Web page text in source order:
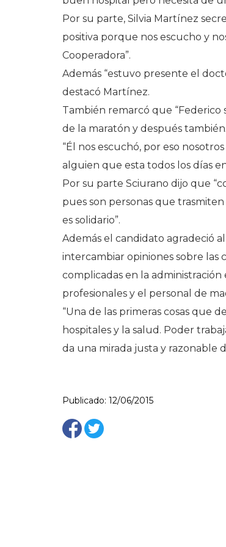
Por su parte, Silvia Martínez
positiva porque nos escucho y
Cooperadora”.
Además “estuvo presente el
destacó Martínez.
También remarcó que “Federico
de la maratón y después
“Él nos escuchó, por eso
alguien que esta todos los días
Por su parte Sciurano dijo que
pues son personas que
es solidario”.
Además el candidato agradeció
intercambiar opiniones sobre las
complicadas en la
profesionales y el personal de
“Una de las primeras cosas que
hospitales y la salud. Poder
da una mirada justa y razonable
Publicado: 12/06/2015